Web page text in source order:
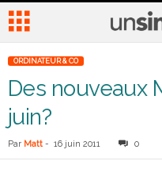
ORDINATEUR & CO
Des nouveaux
juin?
Par Matt - 16 juin 2011 0